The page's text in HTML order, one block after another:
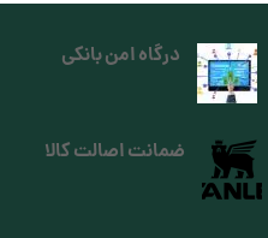
درگاه امن بانکی
ضمانت اصالت کالا